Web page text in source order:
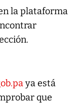
la plataforma
ya está
que